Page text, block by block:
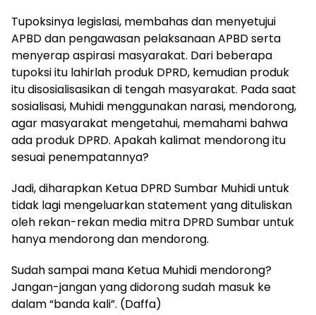
Tupoksinya legislasi, membahas dan menyetujui
APBD dan pengawasan pelaksanaan APBD serta
menyerap aspirasi masyarakat. Dari beberapa
tupoksi itu lahirlah produk DPRD, kemudian produk
itu disosialisasikan di tengah masyarakat. Pada saat
sosialisasi, Muhidi menggunakan narasi, mendorong,
agar masyarakat mengetahui, memahami bahwa
ada produk DPRD. Apakah kalimat mendorong itu
sesuai penempatannya?
Jadi, diharapkan Ketua DPRD Sumbar Muhidi untuk
tidak lagi mengeluarkan statement yang dituliskan
oleh rekan-rekan media mitra DPRD Sumbar untuk
hanya mendorong dan mendorong.
Sudah sampai mana Ketua Muhidi mendorong?
Jangan-jangan yang didorong sudah masuk ke
dalam “banda kali”. (Daffa)